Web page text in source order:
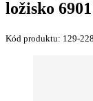
ložisko
Kód produktu: 129-